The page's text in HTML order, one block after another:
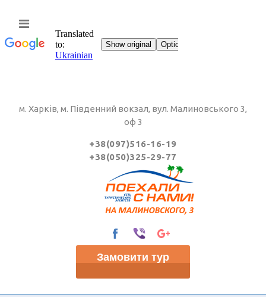
м. Харків, м. Південний вокзал, вул. Малиновського 3,
оф 3
+38(097)516-16-19
+38(050)325-29-77
Замовити тур